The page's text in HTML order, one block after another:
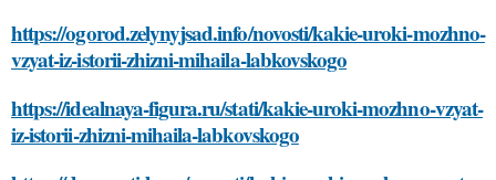
https://ogorod.zelynyjsad.info/novosti/kakie-uroki-mozhno-
vzyat-iz-istorii-zhizni-mihaila-labkovskogo
https://idealnaya-figura.ru/stati/kakie-uroki-mozhno-vzyat-
iz-istorii-zhizni-mihaila-labkovskogo